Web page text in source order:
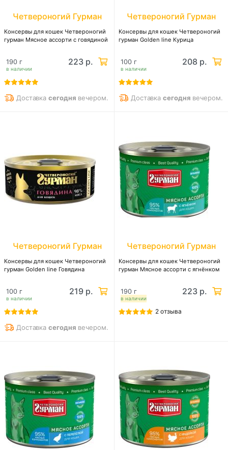
Четвероногий Гурман
Консервы для кошек Четвероногий
гурман Мясное ассорти с говядиной
в наличии
190 г 223 р.
Доставкасегодня вечером.
Четвероногий Гурман
Консервы для кошек Четвероногий
гурман Golden line Курица
в наличии
100 г 208 р.
Доставкасегодня вечером.
Четвероногий Гурман
Консервы для кошек Четвероногий
гурман Golden line Говядина
в наличии
100 г 219 р.
Доставкасегодня вечером.
Четвероногий Гурман
Консервы для кошек Четвероногий
гурман Мясное ассорти с ягнёнком
в наличии
190 г 223 р.
2 отзыва